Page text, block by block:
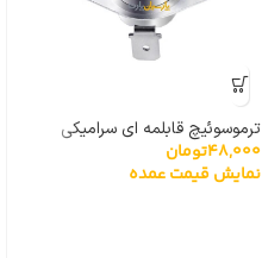
ترموسوئیچ قابلمه ای سرامیکی
170 درجه
48,000تومان
نمایش قیمت عمده